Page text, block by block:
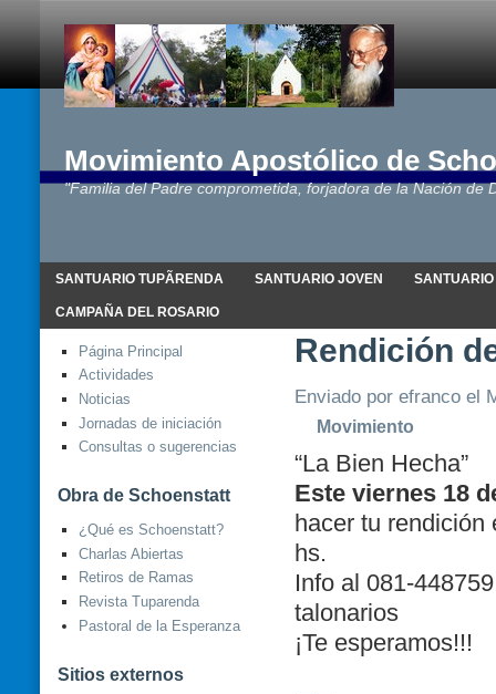
Movimiento Apostólico de
"Familia del Padre comprometida, forjadora de la Nación de
SANTUARIO TUPÃRENDA SANTUARIO JOVEN
CAMPAÑA DEL ROSARIO
Página Principal
Actividades
Noticias
Jornadas de iniciación
Consultas o sugerencias
Obra de Schoenstatt
¿Qué es Schoenstatt?
Charlas Abiertas
Retiros de Ramas
Revista Tuparenda
Pastoral de la Esperanza
Sitios externos
Rendición
Enviado por efranco el
Movimiento
“La Bien Hecha”
Este viernes 18
hacer tu rendición
hs.
Info al 081-
talonarios
¡Te esperamos!!!